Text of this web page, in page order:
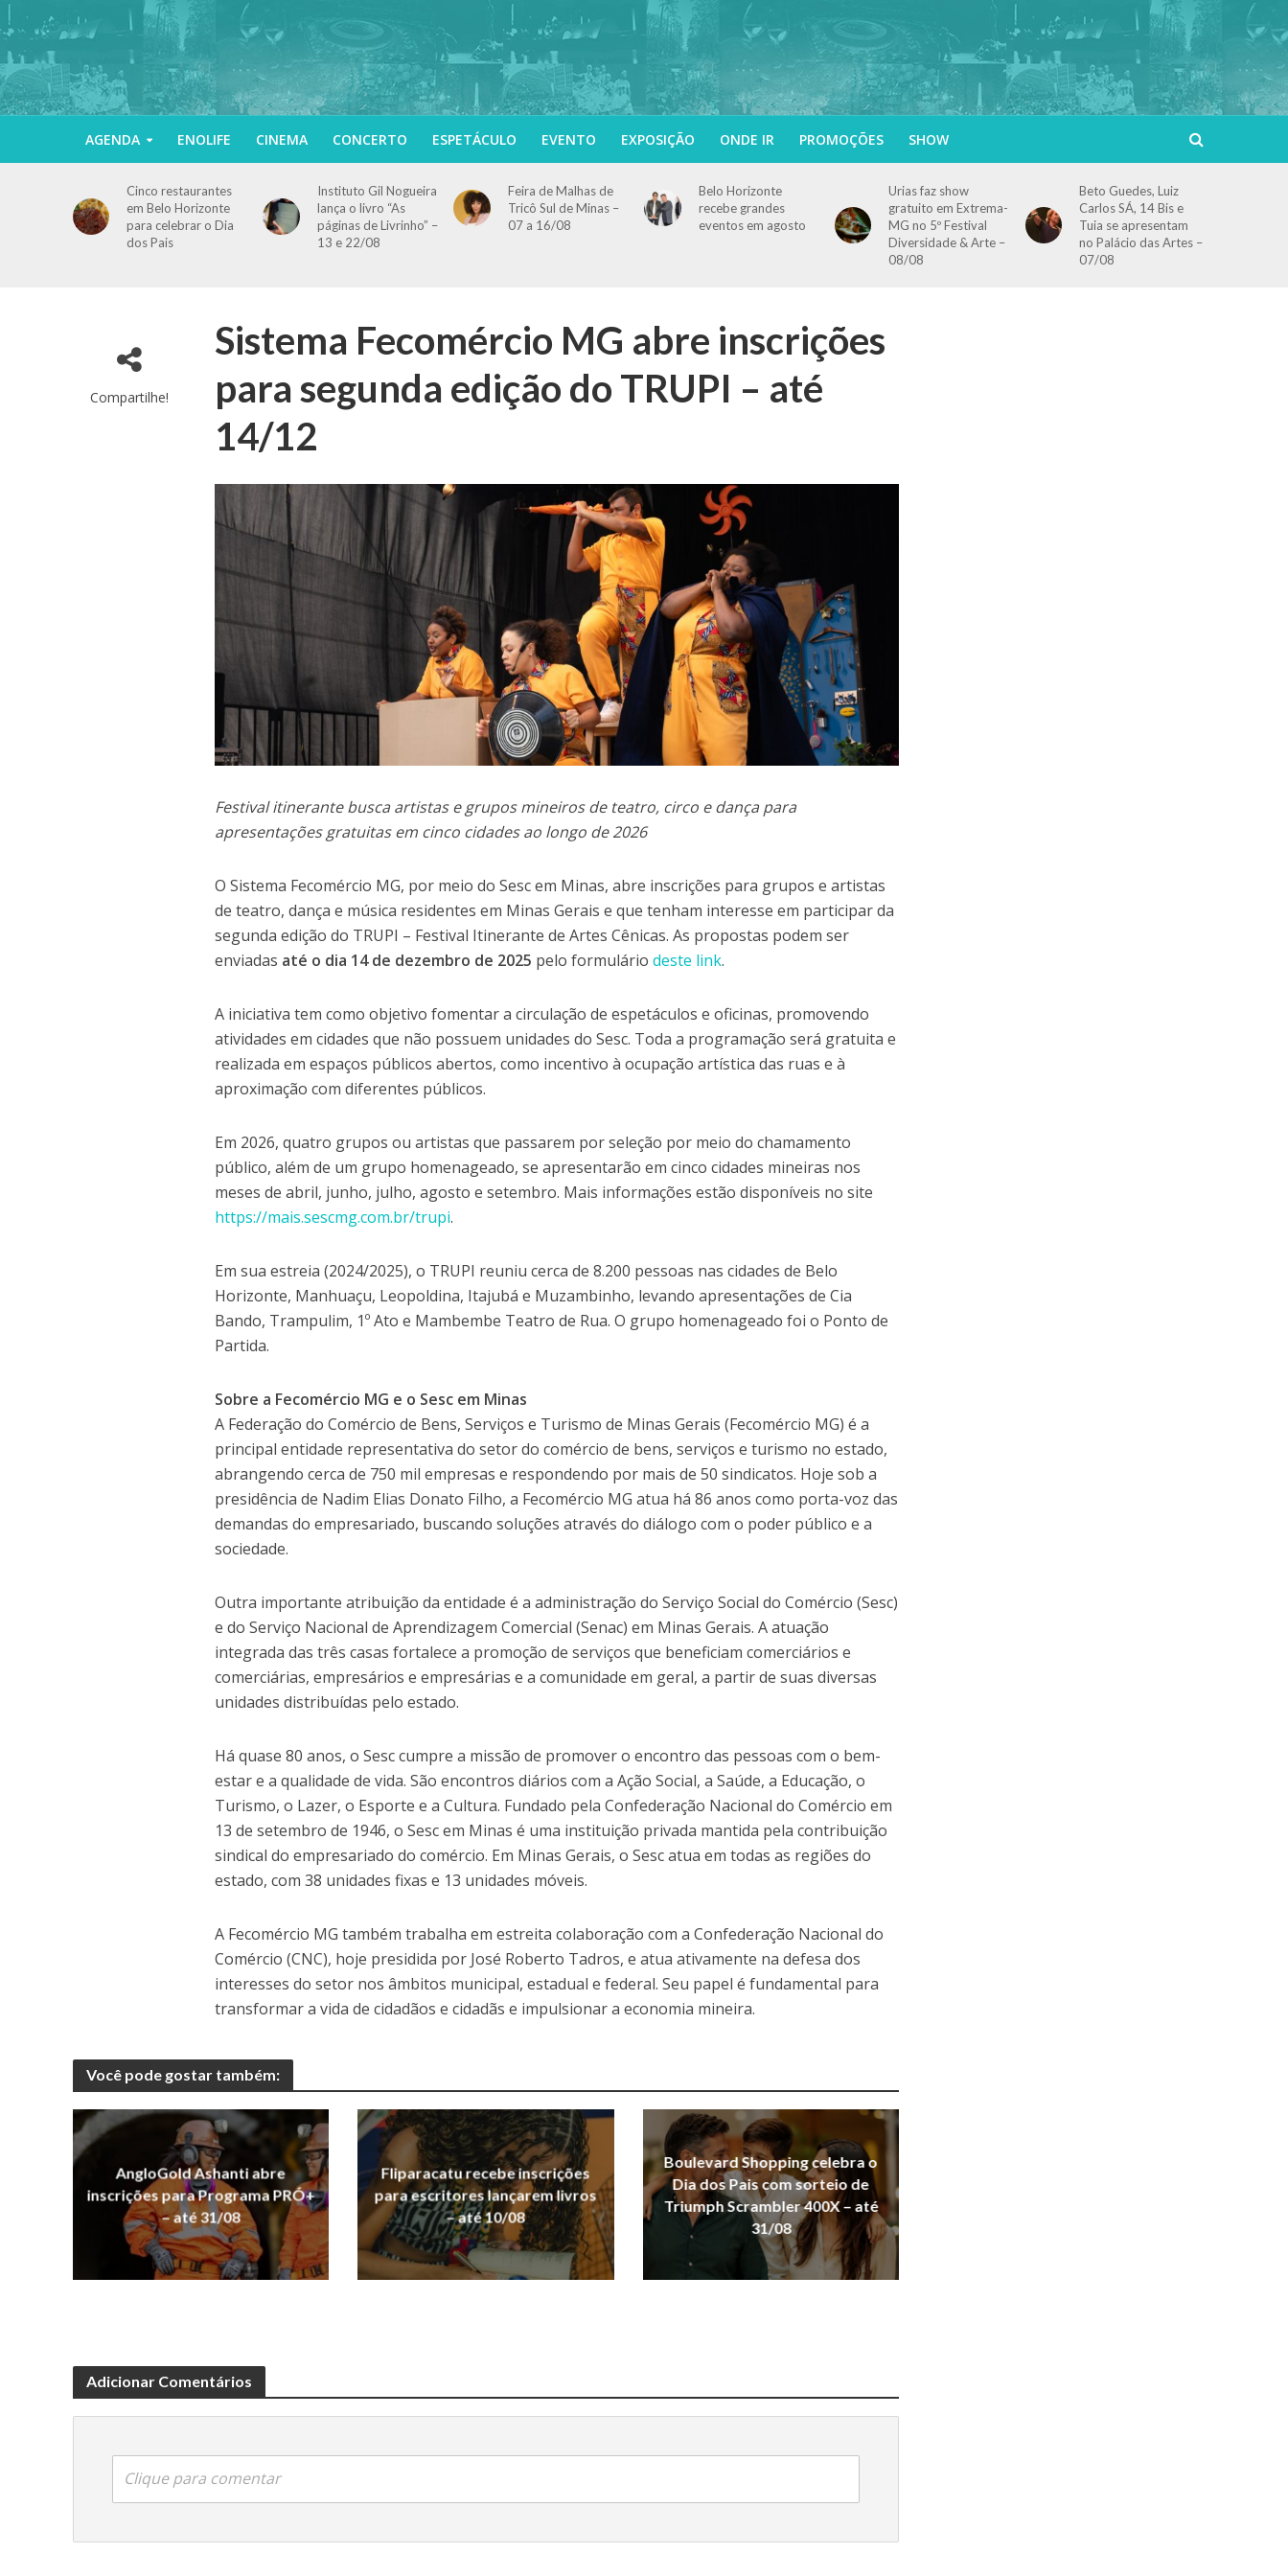
AGENDA ENOLIFE CINEMA CONCERTO ESPETÁCULO EVENTO EXPOSIÇÃO ONDE IR PROMOÇÕES SHOW
Cinco restaurantes
em Belo Horizonte
para celebrar o Dia
dos Pais
Instituto Gil Nogueira
lança o livro “As
páginas de Livrinho” –
13 e 22/08
Feira de Malhas de
Tricô Sul de Minas –
07 a 16/08
Belo Horizonte
recebe grandes
eventos em agosto
Urias faz show
gratuito em Extrema-
MG no 5º Festival
Diversidade & Arte –
08/08
Beto Guedes, Luiz
Carlos SÁ, 14 Bis e
Tuia se apresentam
no Palácio das Artes –
07/08
Compartilhe!
Sistema Fecomércio MG abre inscrições
para segunda edição do TRUPI – até
14/12
Festival itinerante busca artistas e grupos mineiros de teatro, circo e dança para
apresentações gratuitas em cinco cidades ao longo de 2026
O Sistema Fecomércio MG, por meio do Sesc em Minas, abre inscrições para grupos e artistas
de teatro, dança e música residentes em Minas Gerais e que tenham interesse em participar da
segunda edição do TRUPI – Festival Itinerante de Artes Cênicas. As propostas podem ser
enviadas até o dia 14 de dezembro de 2025 pelo formuláriodeste link.
A iniciativa tem como objetivo fomentar a circulação de espetáculos e oficinas, promovendo
atividades em cidades que não possuem unidades do Sesc. Toda a programação será gratuita e
realizada em espaços públicos abertos, como incentivo à ocupação artística das ruas e à
aproximação com diferentes públicos.
Em 2026, quatro grupos ou artistas que passarem por seleção por meio do chamamento
público, além de um grupo homenageado, se apresentarão em cinco cidades mineiras nos
meses de abril, junho, julho, agosto e setembro. Mais informações estão disponíveis no site
https://mais.sescmg.com.br/trupi.
Em sua estreia (2024/2025), o TRUPI reuniu cerca de 8.200 pessoas nas cidades de Belo
Horizonte, Manhuaçu, Leopoldina, Itajubá e Muzambinho, levando apresentações de Cia
Bando, Trampulim, 1º Ato e Mambembe Teatro de Rua. O grupo homenageado foi o Ponto de
Partida.
Sobre a Fecomércio MG e o Sesc em Minas
A Federação do Comércio de Bens, Serviços e Turismo de Minas Gerais (Fecomércio MG) é a
principal entidade representativa do setor do comércio de bens, serviços e turismo no estado,
abrangendo cerca de 750 mil empresas e respondendo por mais de 50 sindicatos. Hoje sob a
presidência de Nadim Elias Donato Filho, a Fecomércio MG atua há 86 anos como porta-voz das
demandas do empresariado, buscando soluções através do diálogo com o poder público e a
sociedade.
Outra importante atribuição da entidade é a administração do Serviço Social do Comércio (Sesc)
e do Serviço Nacional de Aprendizagem Comercial (Senac) em Minas Gerais. A atuação
integrada das três casas fortalece a promoção de serviços que beneficiam comerciários e
comerciárias, empresários e empresárias e a comunidade em geral, a partir de suas diversas
unidades distribuídas pelo estado.
Há quase 80 anos, o Sesc cumpre a missão de promover o encontro das pessoas com o bem-
estar e a qualidade de vida. São encontros diários com a Ação Social, a Saúde, a Educação, o
Turismo, o Lazer, o Esporte e a Cultura. Fundado pela Confederação Nacional do Comércio em
13 de setembro de 1946, o Sesc em Minas é uma instituição privada mantida pela contribuição
sindical do empresariado do comércio. Em Minas Gerais, o Sesc atua em todas as regiões do
estado, com 38 unidades fixas e 13 unidades móveis.
A Fecomércio MG também trabalha em estreita colaboração com a Confederação Nacional do
Comércio (CNC), hoje presidida por José Roberto Tadros, e atua ativamente na defesa dos
interesses do setor nos âmbitos municipal, estadual e federal. Seu papel é fundamental para
transformar a vida de cidadãos e cidadãs e impulsionar a economia mineira.
Você pode gostar também:
AngloGold Ashanti abre
inscrições para Programa PRÓ+
– até 31/08
Fliparacatu recebe inscrições
para escritores lançarem livros
– até 10/08
Boulevard Shopping celebra o
Dia dos Pais com sorteio de
Triumph Scrambler 400X – até
31/08
Adicionar Comentários
Clique para comentar